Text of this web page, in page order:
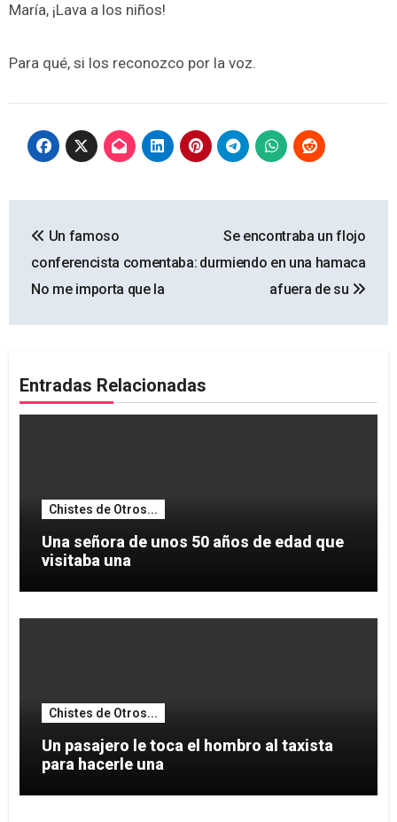
María, ¡Lava a los niños!
Para qué, si los reconozco por la voz.
de
entradas
Un famoso
conferencista comentaba:
No me importa que la
Se encontraba un flojo
durmiendo en una hamaca
afuera de su
Entradas Relacionadas
Chistes de Otros...
Una señora de unos 50 años de edad que
visitaba una
Chistes de Otros...
Un pasajero le toca el hombro al taxista
para hacerle una